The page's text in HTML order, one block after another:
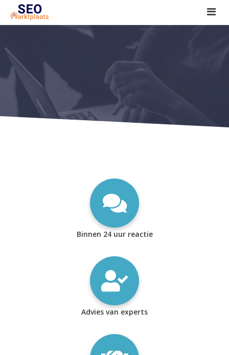
SEO tools reviews
Marketeer bij jou in de buurt?
Offerte
1. Seo voor beginners +
2. Onderzoeken +
Binnen 24 uur reactie
Advies van experts